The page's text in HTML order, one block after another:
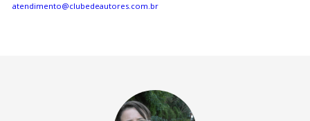
atendimento@clubedeautores.com.br